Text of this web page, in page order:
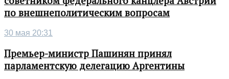
по внешнеполитическим вопросам
30 мая 20:31
Премьер-министр Пашинян принял
парламентскую делегацию Аргентины